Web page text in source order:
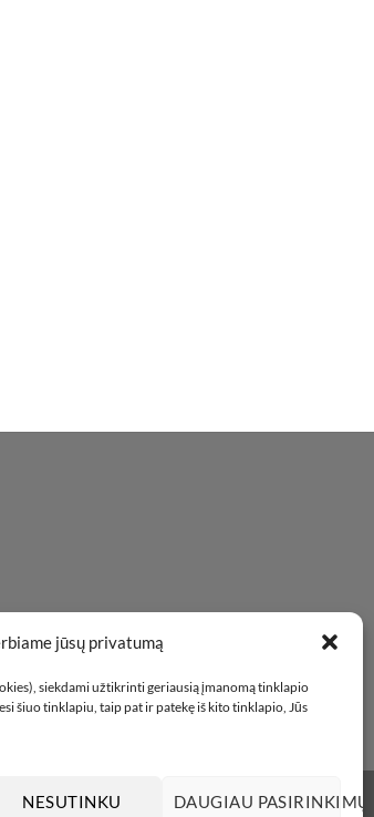
jūsų privatumą
siekdami užtikrinti geriausią įmanomą tinklapio
šiuo tinklapiu, taip pat ir patekę iš kito tinklapio, Jūs
NESUTINKU DAUGIAU PASIRINKIMŲ